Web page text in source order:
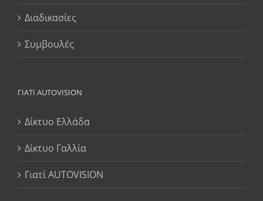
Διαδικασίες
Συμβουλές
ΓΙΆΤΙ AUTOVISION
Δίκτυο Ελλάδα
Δίκτυο Γαλλία
Γιατί AUTOVISION